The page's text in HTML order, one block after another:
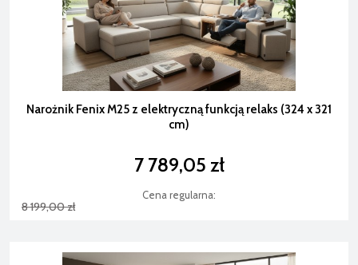
Narożnik Fenix M25 z elektryczną funkcją relaks (324 x 321
cm)
7 789,05 zł
Cena regularna:
8 199,00 zł